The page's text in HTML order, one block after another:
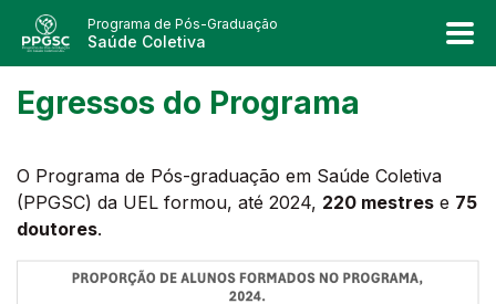
Programa de Pós-Graduação
Saúde Coletiva
Egressos do Programa
O Programa de Pós-graduação em Saúde Coletiva
(PPGSC) da UEL formou, até 2024, 220 mestres e 75
doutores.